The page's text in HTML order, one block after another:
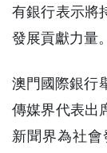
有銀行表示將
發展貢獻力量。
澳門國際銀行
傳媒界代表出
新聞界為社